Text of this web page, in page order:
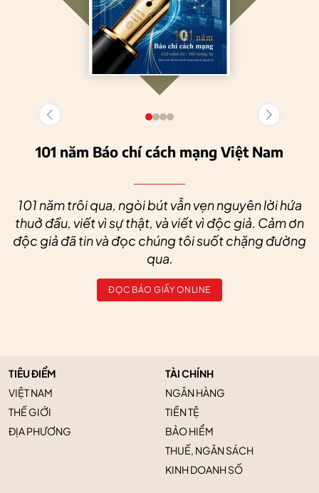
101 năm Báo chí cách mạng Việt Nam
101 năm trôi qua, ngòi bút vẫn vẹn nguyên lời hứa
thuở đầu, viết vì sự thật, và viết vì độc giả. Cảm ơn
độc giả đã tin và đọc chúng tôi suốt chặng đường
qua.
ĐỌC BÁO GIẤY ONLINE
TIÊU ĐIỂM
VIỆT NAM
THẾ GIỚI
ĐỊA PHƯƠNG
TÀI CHÍNH
NGÂN HÀNG
TIỀN TỆ
BẢO HIỂM
THUẾ, NGÂN SÁCH
KINH DOANH SỐ